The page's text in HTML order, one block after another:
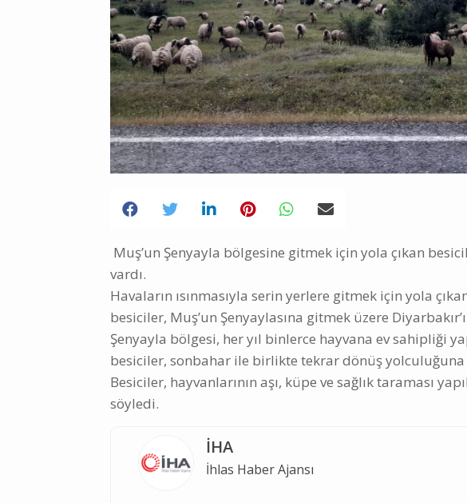
Muş’un Şenyayla bölgesine gitmek için yola çıkan
vardı.
Havaların ısınmasıyla serin yerlere gitmek için yola
besiciler, Muş’un Şenyaylasına gitmek üzere
Şenyayla bölgesi, her yıl binlerce hayvana ev sahipliği
besiciler, sonbahar ile birlikte tekrar dönüş yolculuğuna
Besiciler, hayvanlarının aşı, küpe ve sağlık taraması
söyledi.
İHA
İhlas Haber Ajansı